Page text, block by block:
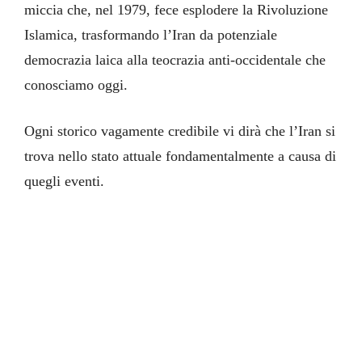
miccia che, nel 1979, fece esplodere la Rivoluzione
Islamica, trasformando l’Iran da potenziale
democrazia laica alla teocrazia anti-occidentale che
conosciamo oggi.
Ogni storico vagamente credibile vi dirà che l’Iran si
trova nello stato attuale fondamentalmente a causa di
quegli eventi.